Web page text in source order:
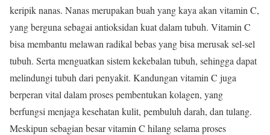
keripik nanas. Nanas merupakan buah yang kaya akan vitamin C,
yang berguna sebagai antioksidan kuat dalam tubuh. Vitamin C
bisa membantu melawan radikal bebas yang bisa merusak sel-sel
tubuh. Serta menguatkan sistem kekebalan tubuh, sehingga dapat
melindungi tubuh dari penyakit. Kandungan vitamin C juga
berperan vital dalam proses pembentukan kolagen, yang
berfungsi menjaga kesehatan kulit, pembuluh darah, dan tulang.
Meskipun sebagian besar vitamin C hilang selama proses